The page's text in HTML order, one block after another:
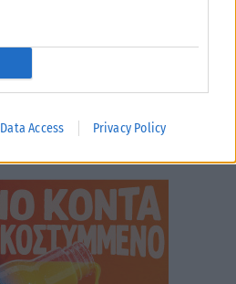
Data Access Privacy Policy